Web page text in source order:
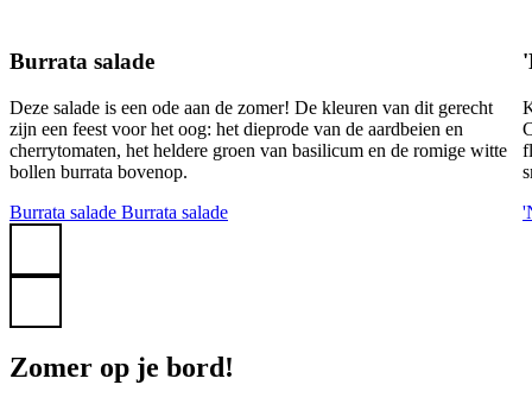
Burrata salade
Deze salade is een ode aan de zomer! De kleuren van dit gerecht
zijn een feest voor het oog: het dieprode van de aardbeien en
cherrytomaten, het heldere groen van basilicum en de romige witte
bollen burrata bovenop.
Burrata salade Burrata salade
Zomer op je bord!